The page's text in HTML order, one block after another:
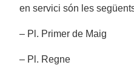
en servici són les
– Pl. Primer de Maig
– Pl. Regne